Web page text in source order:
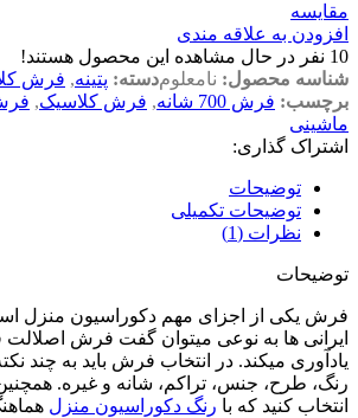
مقایسه
افزودن به علاقه مندی
10 نفر در حال مشاهده این محصول هستند!
شناسه محصول: نامعلومدسته: پتینه, فرش
برچسب: فرش 700 شانه , فرش کلاسیک,
ماشینی
اشتراک گذاری:
توضیحات
توضیحات تکمیلی
نظرات (1)
توضیحات
فرش یکی از اجزای مهم دکوراسیون منزل
ایرانی ها به نوعی میتوان گفت فرش اصلالت
یادآوری میکند. در انتخاب فرش باید به چند
رنگ، طرح، جنس، تراکم، شانه و غیره. همچنین
انتخاب کنید که با رنگ دکوراسیون منزل